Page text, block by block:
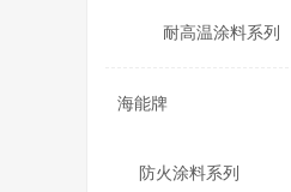
耐高温涂料系列
海能牌
防火涂料系列